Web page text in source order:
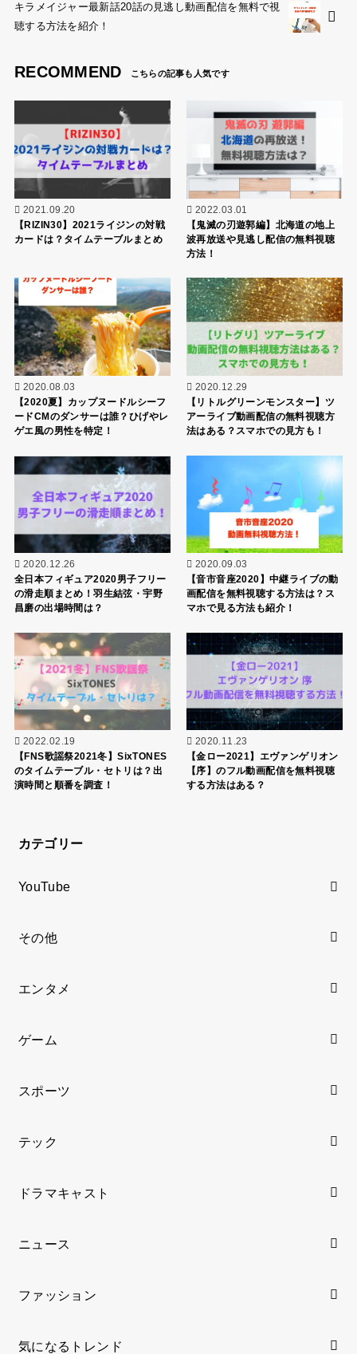
キラメイジャー最新話20話の見逃し動画配信を無料で視
聴する方法を紹介！
RECOMMEND
2021.09.20
【RIZIN30】2021ライジンの対戦
カードは？タイムテーブルまとめ
2022.03.01
【鬼滅の刃遊郭編】北海道の地上
波再放送や見逃し配信の無料視聴
方法！
2020.08.03
【2020夏】カップヌードルシーフ
ードCMのダンサーは誰？ひげやレ
ゲエ風の男性を特定！
2020.12.29
【リトルグリーンモンスター】ツ
アーライブ動画配信の無料視聴方
法はある？スマホでの見方も！
2020.12.26
全日本フィギュア2020男子フリー
の滑走順まとめ！羽生結弦・宇野
昌磨の出場時間は？
2020.09.03
【音市音座2020】中継ライブの動
画配信を無料視聴する方法は？ス
マホで見る方法も紹介！
2022.02.19
【FNS歌謡祭2021冬】SixTONES
のタイムテーブル・セトリは？出
演時間と順番を調査！
2020.11.23
【金ロー2021】エヴァンゲリオン
【序】のフル動画配信を無料視聴
する方法はある？
カテゴリー
YouTube
その他
エンタメ
ゲーム
スポーツ
テック
ドラマキャスト
ニュース
ファッション
気になるトレンド